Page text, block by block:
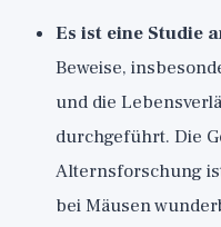
Es ist eine Studie
Beweise,
und die
durchgeführt. Die
Alternsforschung
bei Mäusen